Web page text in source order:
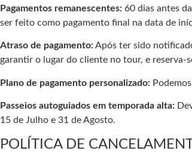
Pagamentos remanescentes: 60 dias antes
ser feito como pagamento final na data de
Atraso de pagamento:Após ter sido
garantir o lugar do cliente no tour, e reserva-
Plano de pagamento personalizado:
Passeios autoguiados em temporada alta:
15 de Julho e 31 de Agosto.
POLÍTICA DE